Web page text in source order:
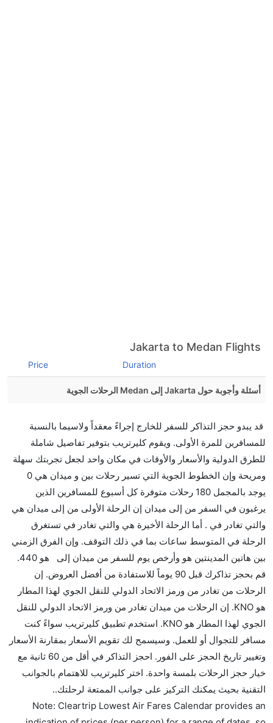
Jakarta to Medan Flights
Duration
Price
أسئلة وأجوبة حول Jakarta إلى Medan الرحلات الجوية
إلىميدان مما تستغرقه الخطوط الجوية الأخرى؟
نعم. توفر كل من أسرع رحلات الطيران على هذا الطريق،
هل توفر شركات الطيران مساحة إضافية للنوم؟
كثير من خطوط طيران درجة رجال الأعمال توفر مساحة
إضافية للنوم.
هل يمكنني حمل طعامي الخاص؟
نعم، يمكنك حمل طعامك الخاص، و لكن يجب أن يكون معبئا
بشكل جيد.
هل سيقدم لي الكحول على متن رحلة من إلى ميدان؟
لا تقدم شركة الطيران الكحول على متن رحلة داخلية. يتم
تقديم الكحول على متن الرحلات الدولية فقط.
ما متوسط أسعار رحلة الدرجة الاقتصادية من إلى ميدان؟
تتراوح أسعار رحلة الدرجة الاقتصادية من AED 440 إلى
AED 0. يوفرون تذاكر في هذا النطاق من الأسعار.
هل اختيار إنجاز إجراءات السفر عبر الإنترنت متاح في رحلة
إلى ميدان؟
قد يبدو حجز التذاكر للسفر للخارج إجراءً معقداً ولاسيما بالنسبة
للمسافرين للمرة الأولى. ويقوم كليرتريب بتوفير تفاصيل شاملة
للطرق الدولية والأسعار والأوقات في مكان واحد لجعل تجربتك سهلة
ومريحة وإن الخطوط الجوية التي تسير رحلات بين و ميدان هي 0
يوجد بالمجمل 180 رحلات متوفرة كل أسبوع للمسافرين الذين
يرغبون في السفر من إلى ميدان إن الرحلة الأولى من إلى ميدان هي
والتي تغادر في . أما الرحلة الأخيرة هي والتي تغادر في تستغرق
الرحلة في المتوسط ساعات بما في ذلك التوقف. وإن الفرق الزمني
بين هاتين المدينتين هو وأرخص يوم للسفر من ميدان إلى هو 440.
قم بحجز تذاكرك قبل 90 يوماً للاستفادة من أفضل العروض. إن
الرحلات من تغادر من ورمز الاتحاد الدولي للنقل الجوي لهذا المطار
هو KNO. إن الرحلات من ميدان تغادر من ورمز الاتحاد الدولي للنقل
الجوي لهذا المطار هو KNO. استخدم تطبيق كليرتريب سواءً كنت
مسافر للتجوال أو للعمل. وسيسمح لك تقويم الأسعار بمقارنة الأسعار
وتغيير تاريخ الحجز على الفور. احجز التذاكر في أقل من 60 ثانية مع
خيار حجز الرحلات بلمسة واحدة. اختر كليرتريب للاهتمام بالجوانب
التقنية بحيث يمكنك التركيز على جوانب الممتعة لرحلتك..
Note: Cleartrip Lowest Air Fares Calendar provides an